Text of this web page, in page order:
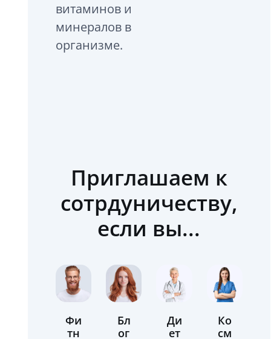
витаминов и
минералов в
организме.
Приглашаем к
сотрдуничеству,
если вы...
Фи
тн
Бл
ог
Ди
ет
Ко
см